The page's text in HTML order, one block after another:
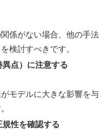
係がない場合、他の手
検討すべきです。
異点）に注意する
モデルに大きな影響を
規性を確認する